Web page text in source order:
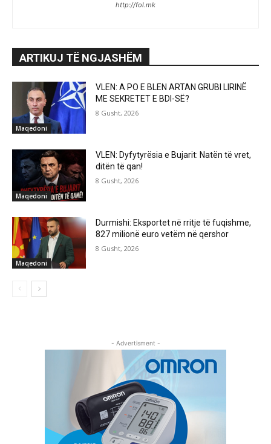
http://fol.mk
ARTIKUJ TË NGJASHËM
Maqedoni
VLEN: A PO E BLEN ARTAN GRUBI LIRINË
ME SEKRETET E BDI-SË?
8 Gusht, 2026
Maqedoni
VLEN: Dyfytyrësia e Bujarit: Natën të vret,
ditën të qan!
8 Gusht, 2026
Maqedoni
Durmishi: Eksportet në rritje të fuqishme,
827 milionë euro vetëm në qershor
8 Gusht, 2026
- Advertisment -